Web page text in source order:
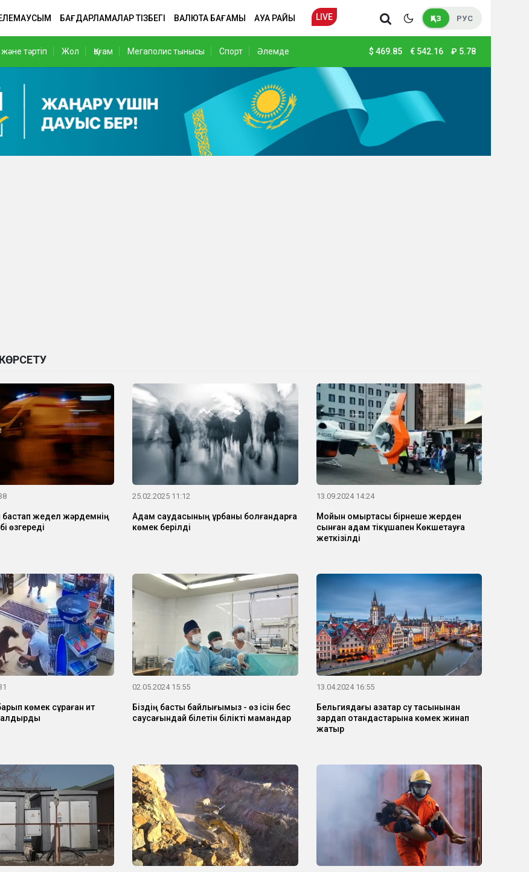
БАҒДАРЛАМАЛАР ТІЗБЕГІ ВАЛЮТА БАҒАМЫ АУА РАЙЫ LIVE ҚАЗ РУС
тәртіп Жол Қоғам Мегаполис тынысы Спорт Әлемде $ 469.85 € 542.16 ₽ 5.78
жедел жәрдемнің
өзгереді
25.02.2025 11:12
Адам саудасының құрбаны болғандарға
көмек берілді
13.09.2024 14:24
Мойын омыртқасы бірнеше жерден
сынған адам тікұшақпен Көкшетауға
жеткізілді
көмек сұраған ит
02.05.2024 15:55
Біздің басты байлығымыз - өз ісін бес
саусағындай білетін білікті мамандар
13.04.2024 16:55
Бельгиядағы қазақтар су тасқынынан
зардап отандастарына көмек жинап
жатыр